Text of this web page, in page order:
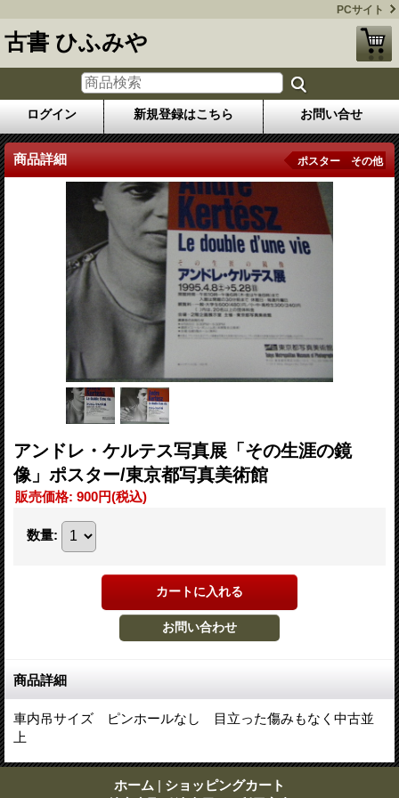
PCサイト
古書 ひふみや
ログイン 新規登録はこちら お問い合せ
商品詳細 ポスター その他
アンドレ・ケルテス写真展「その生涯の鏡
像」ポスター/東京都写真美術館
販売価格: 900円(税込)
数量:
商品詳細
車内吊サイズ ピンホールなし 目立った傷みもなく中古並
上
ホーム | ショッピングカート